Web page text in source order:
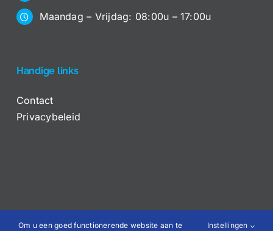
Maandag – Vrijdag: 08:00u – 17:00u
Handige links
Contact
Privacybeleid
Om u een goed functionerende website aan te Instellingen